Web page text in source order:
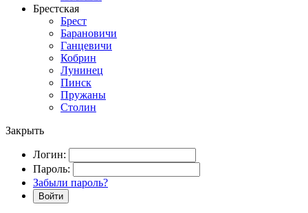
Брестская
Брест
Барановичи
Ганцевичи
Кобрин
Лунинец
Пинск
Пружаны
Столин
Закрыть
Логин:
Пароль:
Забыли пароль?
Войти